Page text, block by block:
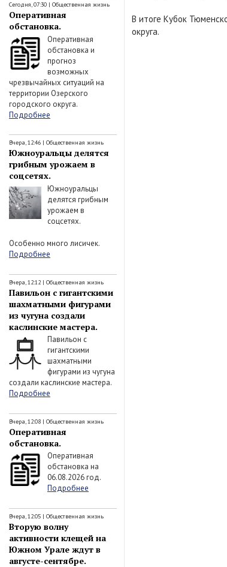
Сегодня, 07:30 | Общественная жизнь
Оперативная
обстановка.
Оперативная
обстановка и
прогноз
возможных
чрезвычайных ситуаций на
территории Озерского
городского округа.
Подробнее
Вчера, 12:46 | Общественная жизнь
Южноуральцы делятся
грибным урожаем в
соцсетях.
Южноуральцы
делятся грибным
урожаем в
соцсетях.
Особенно много лисичек.
Подробнее
Вчера, 12:12 | Общественная жизнь
Павильон с гигантскими
шахматными фигурами
из чугуна создали
каслинские мастера.
Павильон с
гигантскими
шахматными
фигурами из чугуна
создали каслинские мастера.
Подробнее
Вчера, 12:08 | Общественная жизнь
Оперативная
обстановка.
Оперативная
обстановка на
06.08.2026 год.
Подробнее
Вчера, 12:05 | Общественная жизнь
Вторую волну
активности клещей на
Южном Урале ждут в
августе-сентябре.
В итоге Кубок
округа.